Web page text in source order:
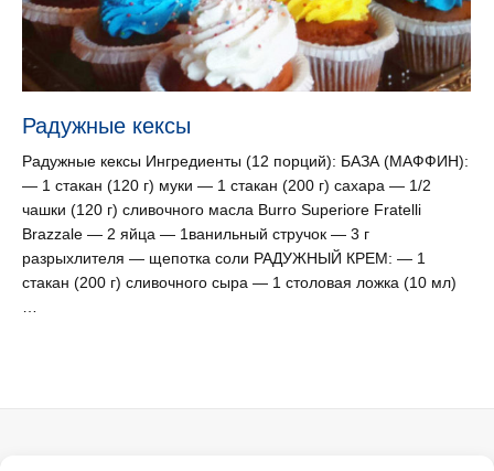
Радужные кексы
Радужные кексы Ингредиенты (12 порций): БАЗА (МАФФИН):
— 1 стакан (120 г) муки — 1 стакан (200 г) сахара — 1/2
чашки (120 г) сливочногo масла Burro Superiore Fratelli
Brazzale — 2 яйца — 1ванильный стручок — 3 г
разрыхлителя — щепотка соли РАДУЖНЫЙ КРЕМ: — 1
стакан (200 г) сливочного сыра — 1 столовая ложка (10 мл)